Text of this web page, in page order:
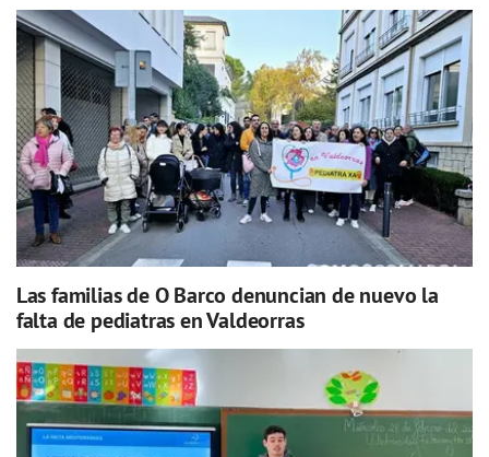
Las familias de O Barco denuncian de nuevo la
falta de pediatras en Valdeorras